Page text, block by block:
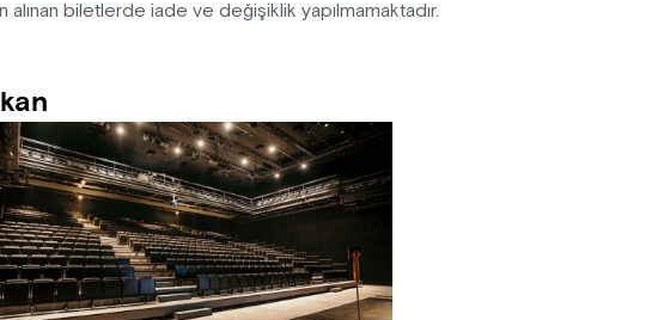
Metin Akpınar
ve Işık Tasarım: Cem Yılmazer
Tolga Çebi
Tasarım: Eylül Gürcan
Gizem Erden
Asistanları: Balca Aydoğdu, Duygu Gürler
Ali Çakır, Ayşegül Cengiz, Büşra Alnıtemiz, Cansu Boz, Didem Balçın,
Mert Fırat, Nila Fırat, Özgün Aydın, Rana Büyükyılmaz
alınan biletlerde iade ve değişiklik yapılmamaktadır.